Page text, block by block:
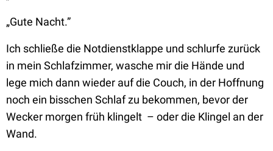
„Gute Nacht.”
Ich schließe die Notdienstklappe und schlurfe zurück
in mein Schlafzimmer, wasche mir die Hände und
lege mich dann wieder auf die Couch, in der Hoffnung
noch ein bisschen Schlaf zu bekommen, bevor der
Wecker morgen früh klingelt – oder die Klingel an der
Wand.